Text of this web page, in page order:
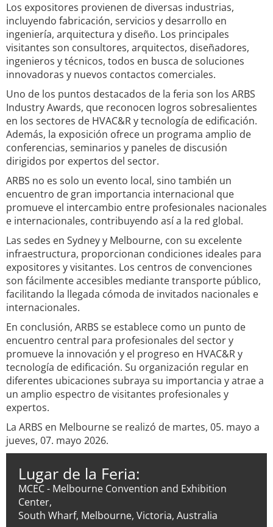
Los expositores provienen de diversas industrias,
incluyendo fabricación, servicios y desarrollo en
ingeniería, arquitectura y diseño. Los principales
visitantes son consultores, arquitectos, diseñadores,
ingenieros y técnicos, todos en busca de soluciones
innovadoras y nuevos contactos comerciales.
Uno de los puntos destacados de la feria son los ARBS
Industry Awards, que reconocen logros sobresalientes
en los sectores de HVAC&R y tecnología de edificación.
Además, la exposición ofrece un programa amplio de
conferencias, seminarios y paneles de discusión
dirigidos por expertos del sector.
ARBS no es solo un evento local, sino también un
encuentro de gran importancia internacional que
promueve el intercambio entre profesionales nacionales
e internacionales, contribuyendo así a la red global.
Las sedes en Sydney y Melbourne, con su excelente
infraestructura, proporcionan condiciones ideales para
expositores y visitantes. Los centros de convenciones
son fácilmente accesibles mediante transporte público,
facilitando la llegada cómoda de invitados nacionales e
internacionales.
En conclusión, ARBS se establece como un punto de
encuentro central para profesionales del sector y
promueve la innovación y el progreso en HVAC&R y
tecnología de edificación. Su organización regular en
diferentes ubicaciones subraya su importancia y atrae a
un amplio espectro de visitantes profesionales y
expertos.
La ARBS en Melbourne se realizó de martes, 05. mayo a
jueves, 07. mayo 2026.
Lugar de la Feria:
MCEC - Melbourne Convention and Exhibition
Center,
South Wharf, Melbourne, Victoria, Australia